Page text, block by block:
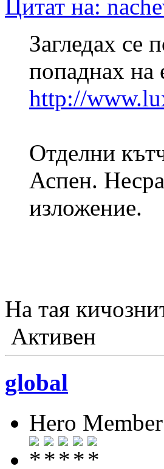
Цитат на:
Загледах се
попаднах на
http://
Отделни
Аспен.
изложение.
На тая
Активен
global
Hero Member